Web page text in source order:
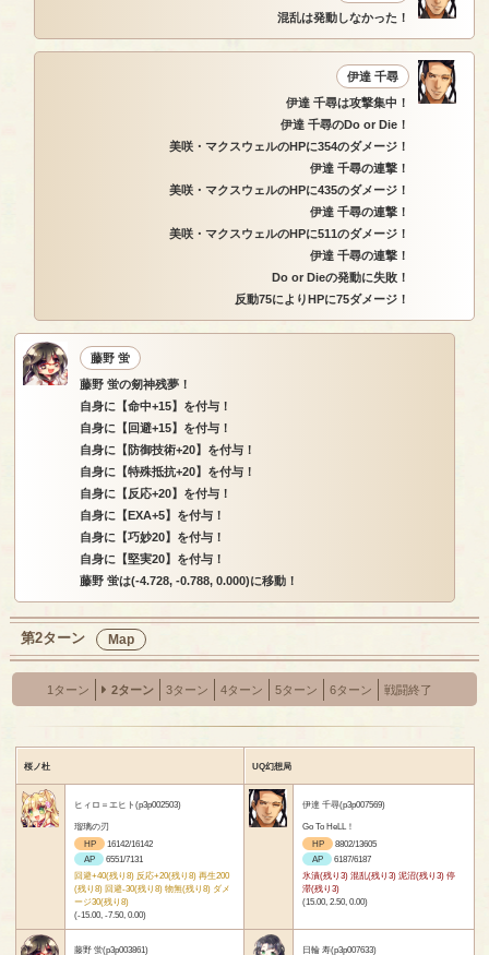
混乱は発動しなかった！
伊達 千尋
伊達 千尋は攻撃集中！
伊達 千尋のDo or Die！
美咲・マクスウェルのHPに354のダメージ！
伊達 千尋の連撃！
美咲・マクスウェルのHPに435のダメージ！
伊達 千尋の連撃！
美咲・マクスウェルのHPに511のダメージ！
伊達 千尋の連撃！
Do or Dieの発動に失敗！
反動75によりHPに75ダメージ！
藤野 蛍
藤野 蛍の剱神残夢！
自身に【命中+15】を付与！
自身に【回避+15】を付与！
自身に【防御技術+20】を付与！
自身に【特殊抵抗+20】を付与！
自身に【反応+20】を付与！
自身に【EXA+5】を付与！
自身に【巧妙20】を付与！
自身に【堅実20】を付与！
藤野 蛍は(-4.728, -0.788, 0.000)に移動！
第2ターン Map
1ターン 2ターン 3ターン 4ターン 5ターン 6ターン 戦闘終了
桜ノ杜 UQ幻想局
ヒィロ＝エヒト(p3p002503)
瑠璃の刃
HP
16142/16142
AP
6551/7131
回避+40(残り8) 反応+20(残り8) 再生200
(残り8) 回避-30(残り8) 物無(残り8) ダメ
ージ30(残り8)
(-15.00, -7.50, 0.00)
伊達 千尋(p3p007569)
Go To HeLL！
HP
8802/13605
AP
6187/6187
氷漬(残り3) 混乱(残り3) 泥沼(残り3) 停
滞(残り3)
(15.00, 2.50, 0.00)
藤野 蛍(p3p003861) 日輪 寿(p3p007633)